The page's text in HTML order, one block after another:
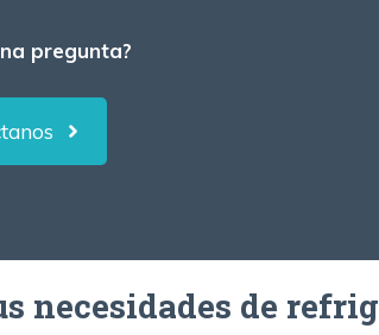
pregunta?
necesidades de